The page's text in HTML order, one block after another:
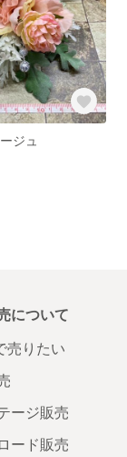
ジュ
について
売りたい
ージ販売
ード販売